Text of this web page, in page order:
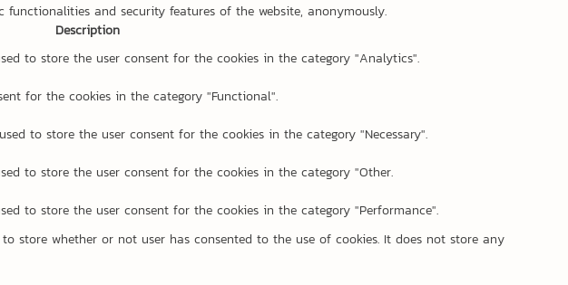
functionalities and security features of the website, anonymously.
Description
to store the user consent for the cookies in the category "Analytics".
for the cookies in the category "Functional".
to store the user consent for the cookies in the category "Necessary".
to store the user consent for the cookies in the category "Other.
to store the user consent for the cookies in the category "Performance".
store whether or not user has consented to the use of cookies. It does not store any